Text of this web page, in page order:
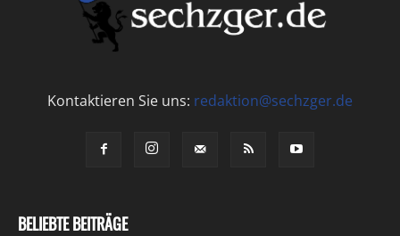
Kontaktieren Sie uns: redaktion@sechzger.de
BELIEBTE BEITRÄGE